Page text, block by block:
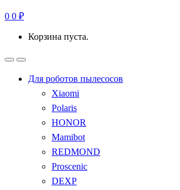
0 0 ₽
Корзина пуста.
Для роботов пылесосов
Xiaomi
Polaris
HONOR
Mamibot
REDMOND
Proscenic
DEXP